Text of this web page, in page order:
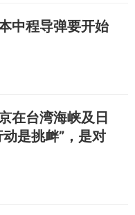
中程导弹要开始
在台湾海峡及日
是挑衅”，是对